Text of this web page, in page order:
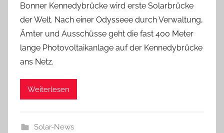
Bonner Kennedybrücke wird erste Solarbrücke
der Welt. Nach einer Odysseee durch Verwaltung,
Ämter und Ausschüsse geht die fast 400 Meter
lange Photovoltaikanlage auf der Kennedybrücke
ans Netz.
Weiterlesen
Solar-News